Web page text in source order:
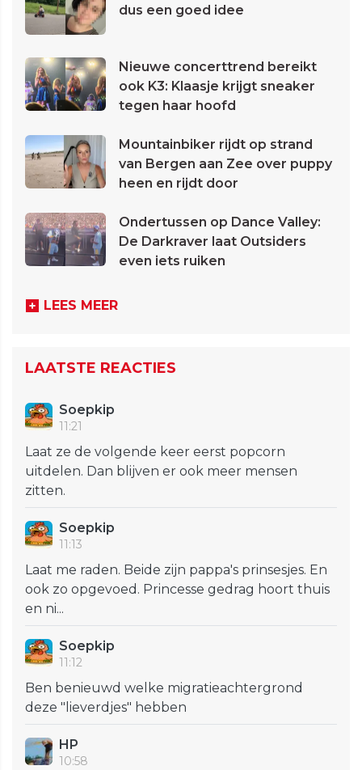
dus een goed idee
Nieuwe concerttrend bereikt
ook K3: Klaasje krijgt sneaker
tegen haar hoofd
Mountainbiker rijdt op strand
van Bergen aan Zee over puppy
heen en rijdt door
Ondertussen op Dance Valley:
De Darkraver laat Outsiders
even iets ruiken
LEES MEER
LAATSTE REACTIES
Soepkip
11:21
Laat ze de volgende keer eerst popcorn
uitdelen. Dan blijven er ook meer mensen
zitten.
Soepkip
11:13
Laat me raden. Beide zijn pappa's prinsesjes. En
ook zo opgevoed. Princesse gedrag hoort thuis
en ni...
Soepkip
11:12
Ben benieuwd welke migratieachtergrond
deze "lieverdjes" hebben
HP
10:58